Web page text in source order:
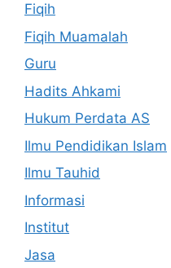
Fiqih
Fiqih Muamalah
Guru
Hadits Ahkami
Hukum Perdata AS
Ilmu Pendidikan Islam
Ilmu Tauhid
Informasi
Institut
Jasa